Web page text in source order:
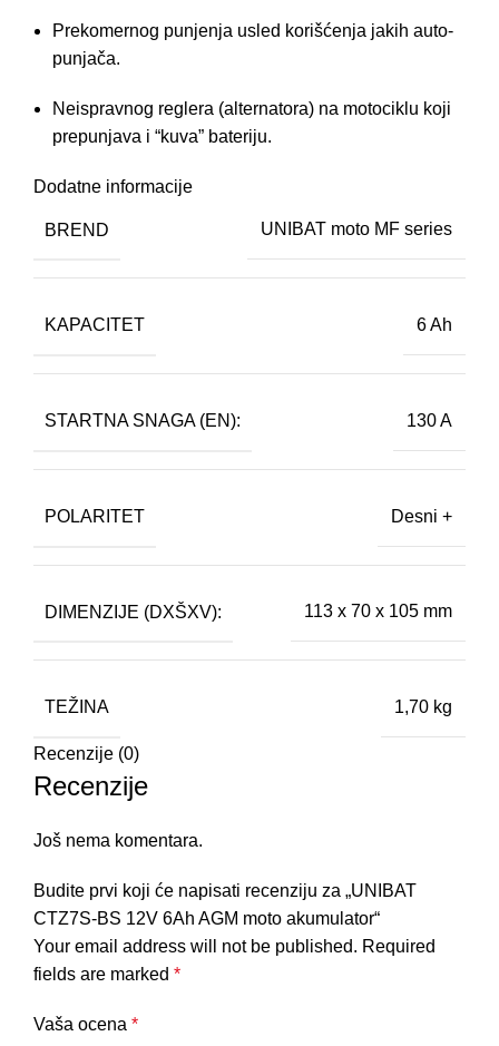
Prekomernog punjenja usled korišćenja jakih auto-
punjača.
Neispravnog reglera (alternatora) na motociklu koji
prepunjava i “kuva” bateriju.
Dodatne informacije
BREND UNIBAT moto MF series
KAPACITET 6 Ah
STARTNA SNAGA (EN): 130 A
POLARITET Desni +
DIMENZIJE (DXŠXV): 113 x 70 x 105 mm
TEŽINA 1,70 kg
Recenzije (0)
Recenzije
Još nema komentara.
Budite prvi koji će napisati recenziju za „UNIBAT
CTZ7S-BS 12V 6Ah AGM moto akumulator“
Your email address will not be published. Required
fields are marked *
Vaša ocena *